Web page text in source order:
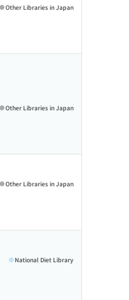
Other Libraries in Japan
Other Libraries in Japan
Other Libraries in Japan
National Diet Library